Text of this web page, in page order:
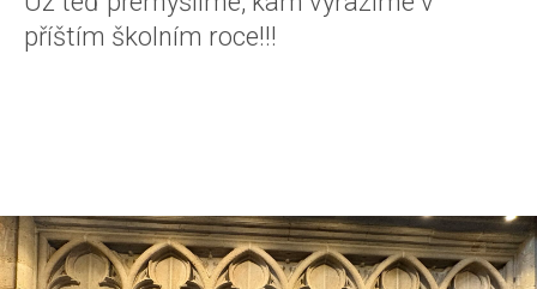
příštím školním roce!!!